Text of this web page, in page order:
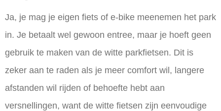
Ja, je mag je eigen fiets of e-bike meenemen het park
in. Je betaalt wel gewoon entree, maar je hoeft geen
gebruik te maken van de witte parkfietsen. Dit is
zeker aan te raden als je meer comfort wil, langere
afstanden wil rijden of behoefte hebt aan
versnellingen, want de witte fietsen zijn eenvoudige